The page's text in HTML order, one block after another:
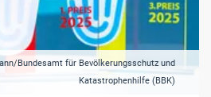
Bundesamt für Bevölkerungsschutz und
Katastrophenhilfe (BBK)